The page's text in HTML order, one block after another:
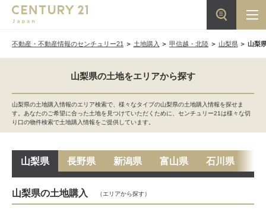
不動産・不動産情報のセンチュリー21 土地購入 甲信越・北陸 山梨県 山梨
山梨県の土地をエリアから探す
山梨県の土地購入情報のエリア検索で、様々なタイプの山梨県の土地購入情報を探せま
す。あなたのご希望に合った土地を見つけていただくために、センチュリー21は様々な切
り口の物件検索で土地購入情報をご提供しています。
山梨県 長野県 新潟県 富山県 石川県
山梨県の土地購入 （エリアから探す）